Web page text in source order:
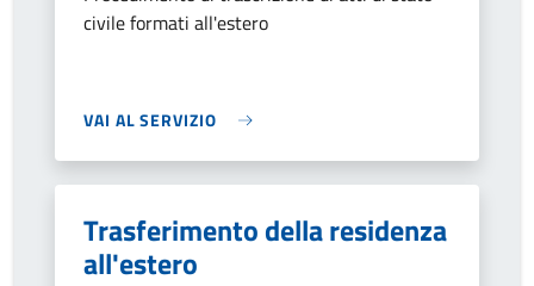
civile formati all'estero
VAI AL SERVIZIO
Trasferimento della residenza
all'estero